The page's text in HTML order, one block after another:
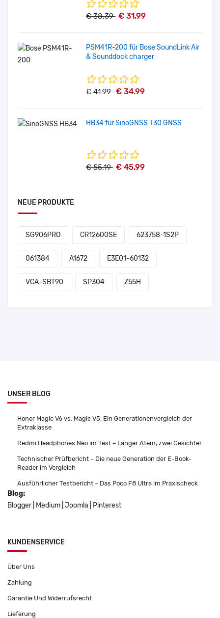
€ 38.39 € 31.99
PSM41R-200 für Bose SoundLink Air
& Sounddock charger
€ 41.99 € 34.99
HB34 für SinoGNSS T30 GNSS
€ 55.19 € 45.99
NEUE PRODUKTE
SG906PRO CR12600SE 623758-1S2P
061384 A1672 E3E01-60132
VCA-SBT90 SP304 Z55H
UNSER BLOG
Honor Magic V6 vs. Magic V5: Ein Generationenvergleich der
Extraklasse
Redmi Headphones Neo im Test – Langer Atem, zwei Gesichter
Technischer Prüfbericht – Die neue Generation der E-Book-
Reader im Vergleich
Ausführlicher Testbericht – Das Poco F8 Ultra im Praxischeck
Blog:
Blogger
Medium Joomla Pinterest
KUNDENSERVICE
Über Uns
Zahlung
Garantie Und Widerrufsrecht
Lieferung